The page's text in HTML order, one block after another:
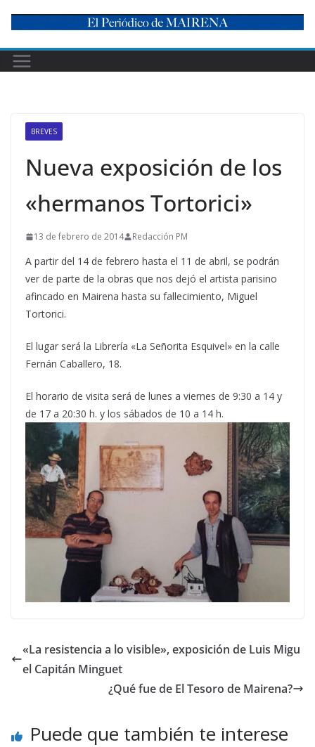
content
BREVES
Nueva exposición de los
«hermanos Tortorici»
13 de febrero de 2014 Redacción PM
A partir del 14 de febrero hasta el 11 de abril, se podrán
ver de parte de la obras que nos dejó el artista parisino
afincado en Mairena hasta su fallecimiento, Miguel
Tortorici.
El lugar será la Librería «La Señorita Esquivel» en la calle
Fernán Caballero, 18.
El horario de visita será de lunes a viernes de 9:30 a 14 y
de 17 a 20:30 h. y los sábados de 10 a 14 h.
«La resistencia a lo visible», exposición de Luis Migu
el Capitán Minguet
¿Qué fue de El Tesoro de Mairena?
Puede que también te interese